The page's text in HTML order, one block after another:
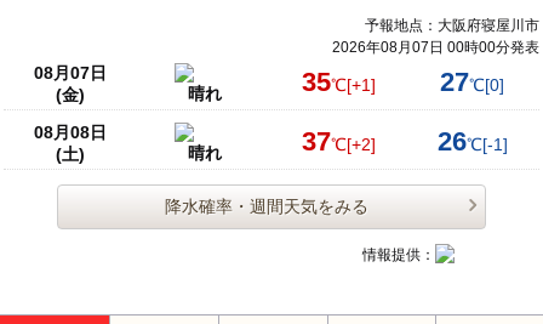
予報地点：大阪府寝屋川市
2026年08月07日 00時00分発表
08月07日
(金)
晴れ 35℃[+1] 27℃[0]
08月08日
(土)
晴れ 37℃[+2] 26℃[-1]
降水確率・週間天気をみる
情報提供：